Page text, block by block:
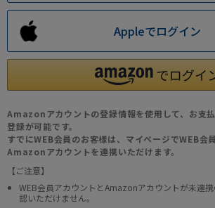
Appleでログイン
Amazonアカウントの登録情報を使用して、お支
登録が可能です。
すでにWEB会員のお客様は、マイページでWEB会
Amazonアカウントを連携いただけます。
【ご注意】
WEB会員アカウントとAmazonアカウントが未連
認いただけません。